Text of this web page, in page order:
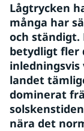
Lågtrycken
många har
och
betydligt fler
landet
dominerat
nära det